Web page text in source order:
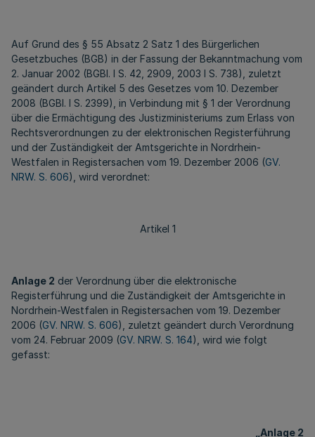
Auf Grund des § 55 Absatz 2 Satz 1 des Bürgerlichen
Gesetzbuches (BGB) in der Fassung der Bekanntmachung vom
2. Januar 2002 (BGBl. I S. 42, 2909, 2003 I S. 738), zuletzt
geändert durch Artikel 5 des Gesetzes vom 10. Dezember
2008 (BGBl. I S. 2399), in Verbindung mit § 1 der Verordnung
über die Ermächtigung des Justizministeriums zum Erlass von
Rechtsverordnungen zu der elektronischen Registerführung
und der Zuständigkeit der Amtsgerichte in Nordrhein-
Westfalen in Registersachen vom 19. Dezember 2006 (GV.
NRW. S. 606), wird verordnet:
Artikel 1
Anlage 2 der Verordnung über die elektronische
Registerführung und die Zuständigkeit der Amtsgerichte in
Nordrhein-Westfalen in Registersachen vom 19. Dezember
2006 (GV. NRW. S. 606), zuletzt geändert durch Verordnung
vom 24. Februar 2009 (GV. NRW. S. 164), wird wie folgt
gefasst:
„Anlage 2